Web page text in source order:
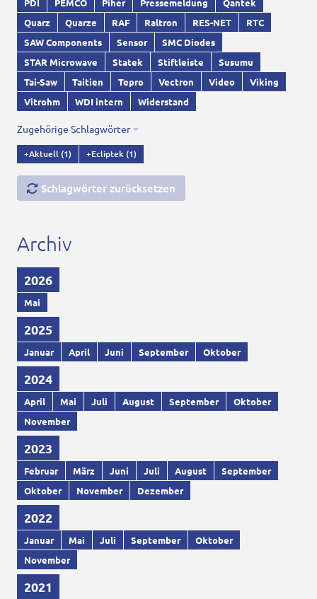
PDI PEMCO Piher Pressemeldung
Qantek
Quarz
Quarze RAF Raltron RES-NET
RTC
SAW Components
Sensor
SMC Diodes
STAR Microwave
Statek Stiftleiste
Susumu
Tai-Saw
Taitien Tepro Vectron Video
Viking
Vitrohm
WDI intern Widerstand
Zugehörige Schlagwörter
+Aktuell (1) +Ecliptek (1)
Schlagwörter zurücksetzen
Archiv
2026
Mai
2025
Januar April Juni September Oktober
2024
April Mai Juli August September
Oktober
November
2023
Februar März Juni Juli August
September
Oktober
November Dezember
2022
Januar Mai Juli September
Oktober
November
2021